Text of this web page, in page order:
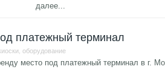
далее...
платежный терминал
оборудование
место под платежный терминал в г.